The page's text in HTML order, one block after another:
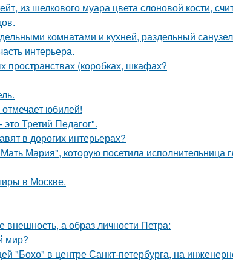
из шелкового муара цвета слоновой кости,
комнатами и кухней, раздельный
интерьера.
пространствах (коробках, шкафах?
юбилей!
Третий Педагог".
в дорогих интерьерах?
Мария", которую посетила исполнительница
в Москве.
внешность, а образ личности Петра:
мир?
"Бохо" в центре Санкт-петербурга, на